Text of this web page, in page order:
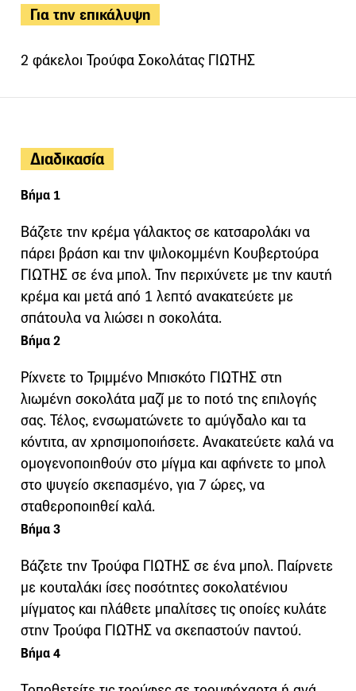
Για την επικάλυψη
2 φάκελοι Τρούφα Σοκολάτας ΓΙΩΤΗΣ
Διαδικασία
Βήμα 1
Βάζετε την κρέμα γάλακτος σε κατσαρολάκι να
πάρει βράση και την ψιλοκομμένη Κουβερτούρα
ΓΙΩΤΗΣ σε ένα μπολ. Την περιχύνετε με την καυτή
κρέμα και μετά από 1 λεπτό ανακατεύετε με
σπάτουλα να λιώσει η σοκολάτα.
Βήμα 2
Ρίχνετε το Τριμμένο Μπισκότο ΓΙΩΤΗΣ στη
λιωμένη σοκολάτα μαζί με το ποτό της επιλογής
σας. Τέλος, ενσωματώνετε το αμύγδαλο και τα
κόντιτα, αν χρησιμοποιήσετε. Ανακατεύετε καλά να
ομογενοποιηθούν στο μίγμα και αφήνετε το μπολ
στο ψυγείο σκεπασμένο, για 7 ώρες, να
σταθεροποιηθεί καλά.
Βήμα 3
Βάζετε την Τρούφα ΓΙΩΤΗΣ σε ένα μπολ. Παίρνετε
με κουταλάκι ίσες ποσότητες σοκολατένιου
μίγματος και πλάθετε μπαλίτσες τις οποίες κυλάτε
στην Τρούφα ΓΙΩΤΗΣ να σκεπαστούν παντού.
Βήμα 4